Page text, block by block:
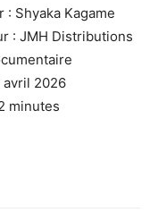
: Shyaka Kagame
: JMH Distributions
2026
minutes